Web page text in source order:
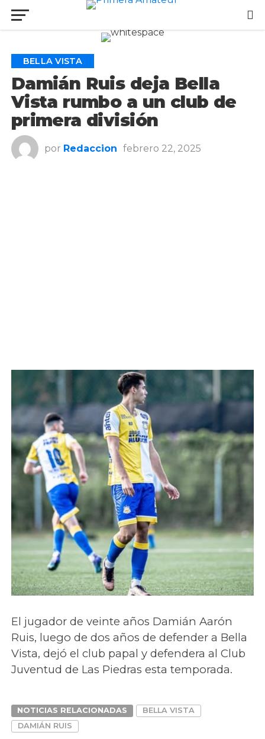
BELLA VISTA
Damián Ruis deja Bella
Vista rumbo a un club de
primera división
por Redaccion febrero 22, 2025
El jugador de veinte años Damián Aarón
Ruis, luego de dos años de defender a Bella
Vista, dejó el club papal y defendera al Club
Juventud de Las Piedras esta temporada.
NOTICIAS RELACIONADAS
BELLA VISTA
DAMIÁN RUIS